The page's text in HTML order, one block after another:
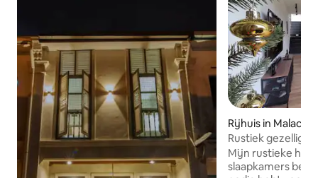
Rijhuis in Malacca
Rustiek gezellig
minuten
Mijn rustieke
slaapkamers